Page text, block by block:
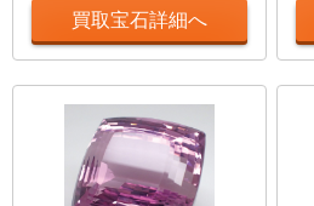
買取宝石詳細へ